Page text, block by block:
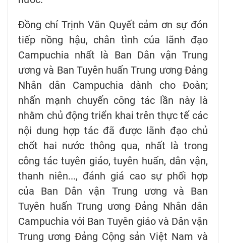
Đồng chí Trịnh Văn Quyết cảm ơn sự đón
tiếp nồng hậu, chân tình của lãnh đạo
Campuchia nhất là Ban Dân vận Trung
ương và Ban Tuyên huấn Trung ương Đảng
Nhân dân Campuchia dành cho Đoàn;
nhấn mạnh chuyến công tác lần này là
nhằm chủ động triển khai trên thực tế các
nội dung hợp tác đã được lãnh đạo chủ
chốt hai nước thông qua, nhất là trong
công tác tuyên giáo, tuyên huấn, dân vận,
thanh niên..., đánh giá cao sự phối hợp
của Ban Dân vận Trung ương và Ban
Tuyên huấn Trung ương Đảng Nhân dân
Campuchia với Ban Tuyên giáo và Dân vận
Trung ương Đảng Cộng sản Việt Nam và